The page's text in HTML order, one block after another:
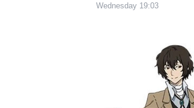
Wednesday 19:03